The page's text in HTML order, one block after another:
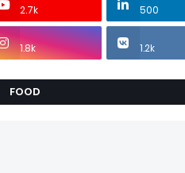
2.7k 500
1.8k 1.2k
FOOD